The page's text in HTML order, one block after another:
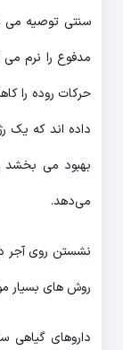
سنتی توصیه می
مدفوع را نرم
داده اند که یک
بهبود می بخشد
می‌دهد.
نشستن روی آجر
روش های بسیار
داروهای گیاهی